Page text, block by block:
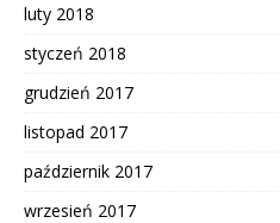
luty 2018
styczeń 2018
grudzień 2017
listopad 2017
październik 2017
wrzesień 2017